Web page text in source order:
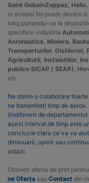
Saint GobainZoppas,
in acelasi fel poate deveni
lung punandu-va la
specifice: industria
Aeronautica, Miniera,
Transporturilor, Distileriei,
Agriculturii, Instalatiilor,
publice SICAP / SEAP),
etc.
Ne dorim o colaborare
ne transmiteti timp de
(indiferent de
acest interval de timp este
concluzie clara ce va va
diminuarii, opririi sau
astazi.
Obtineti oferta de pret
ne Oferta sau Contact din